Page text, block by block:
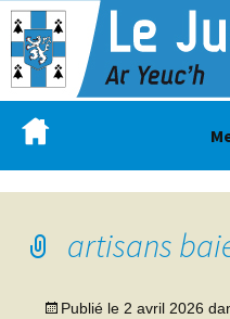
artisans
Publié le 2 avril 2026